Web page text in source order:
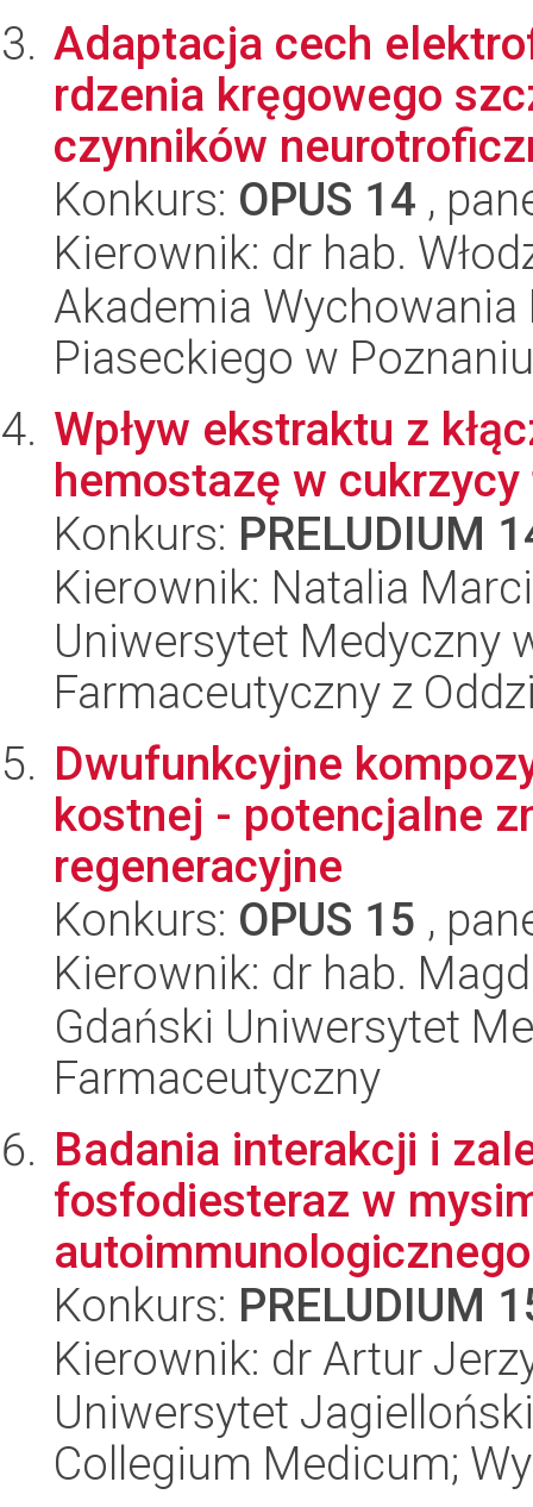
Adaptacja cech
rdzenia kręgowego
czynników
Konkurs: OPUS 14 ,
Kierownik: dr hab.
Akademia
Piaseckiego w
Wpływ ekstraktu z
hemostazę w
Konkurs: PRELUDIUM
Kierownik: Natalia
Uniwersytet Medyczny
Farmaceutyczny z
Dwufunkcyjne
kostnej - potencjalne
regeneracyjne
Konkurs: OPUS 15 ,
Kierownik: dr hab.
Gdański Uniwersytet
Farmaceutyczny
Badania interakcji i
fosfodiesteraz w
Konkurs: PRELUDIUM
Kierownik: dr Artur
Uniwersytet
Collegium Medicum;